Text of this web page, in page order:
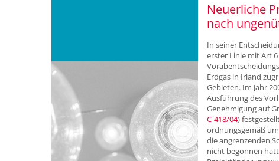
Neuerliche
nach
In seiner
erster Linie mit Art
Erdgas in Irland
Gebieten. Im Jahr
Ausführung des
Genehmigung auf
C‑418/04)
ordnungsgemäß
die angrenzenden
nicht begonnen